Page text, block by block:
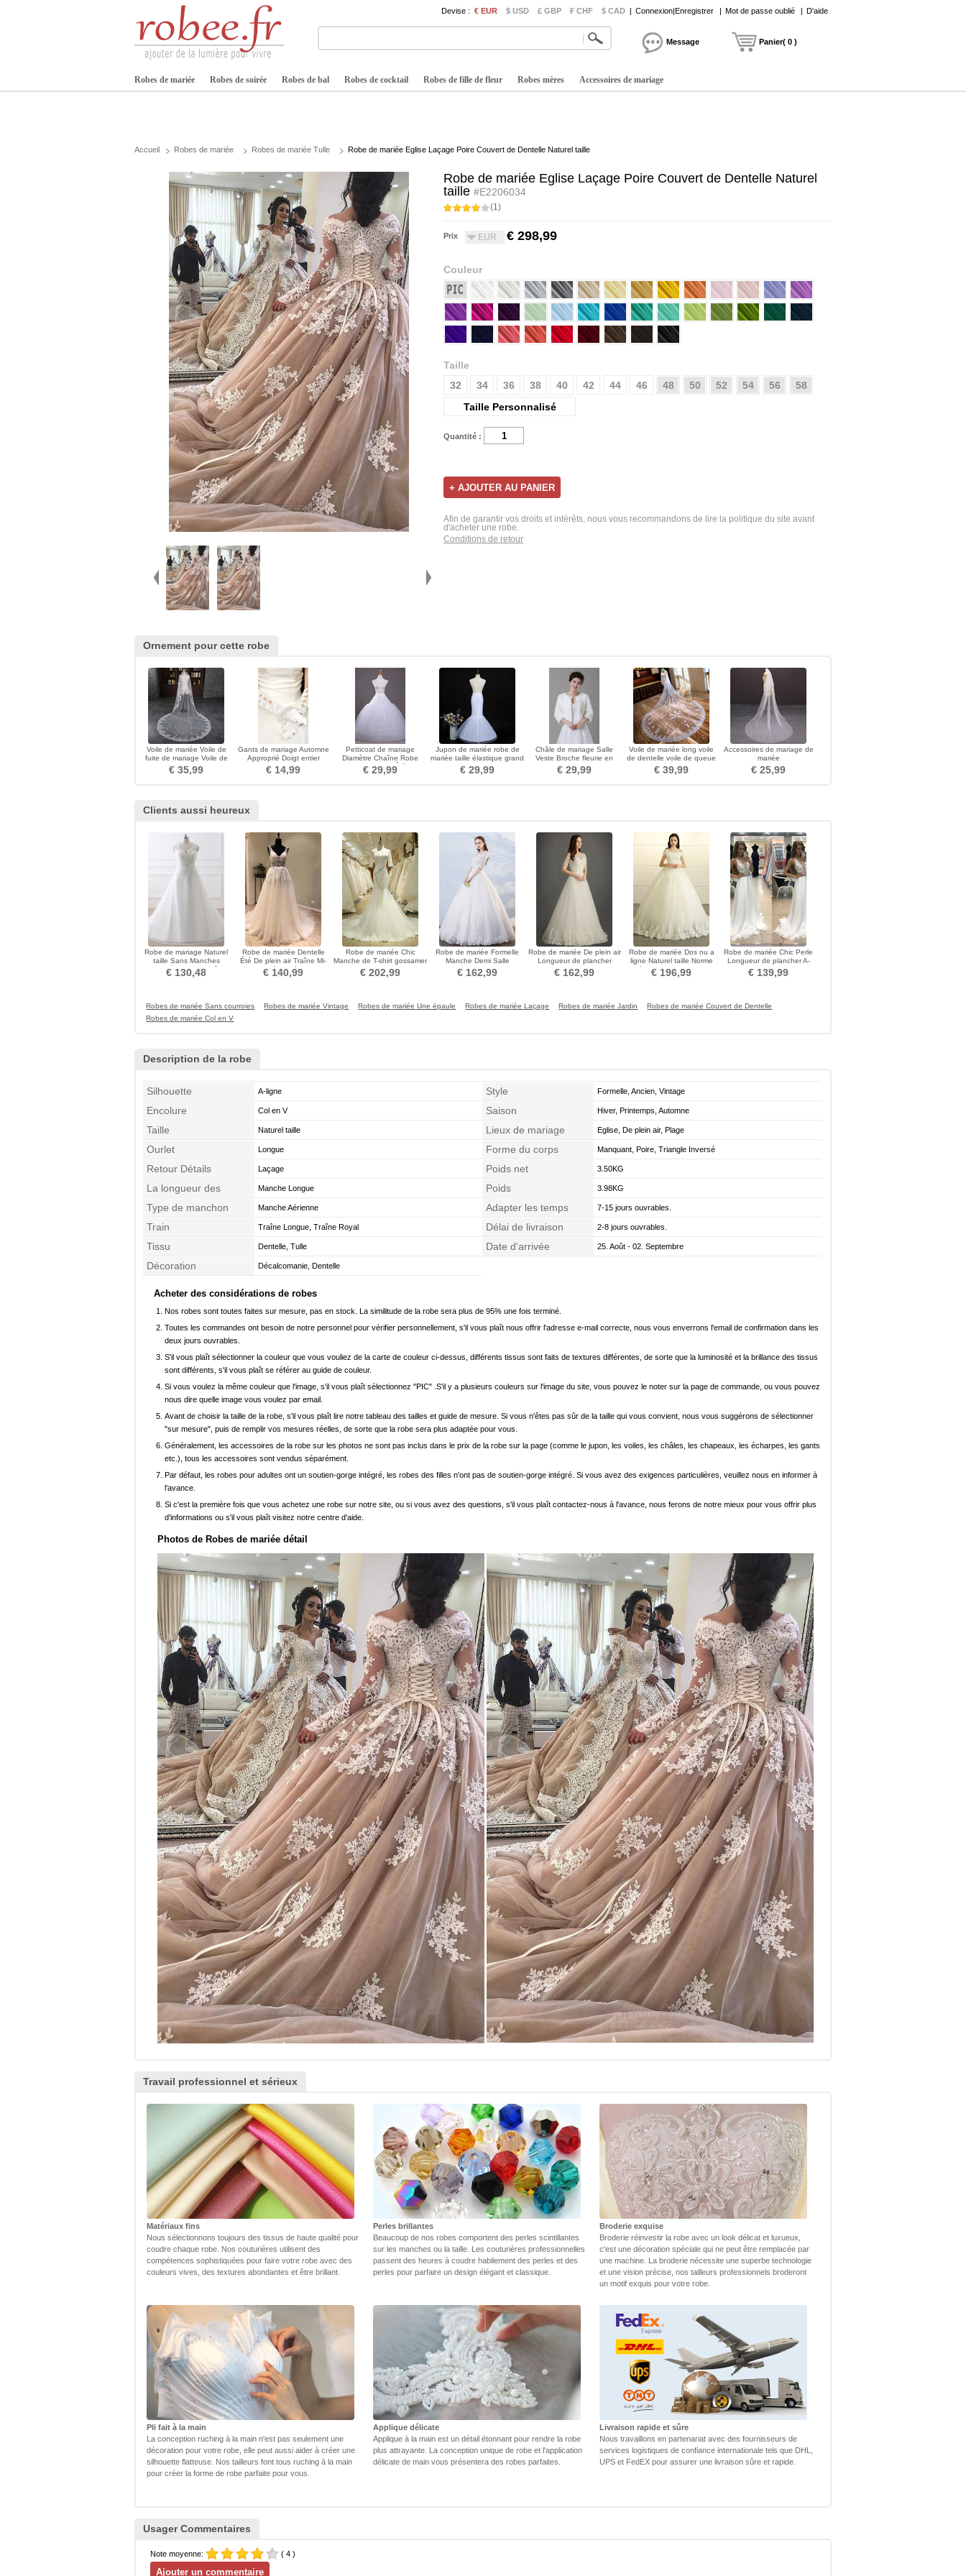
Devise : € EUR $ USD £ GBP ₣ CHF $ CAD | Connexion|Enregistrer | Mot de passe oublié | D'aide
Message Panier( 0 )
Robes de mariée Robes de soirée Robes de bal Robes de cocktail Robes de fille de fleur Robes mères Accessoires de mariage
Accueil Robes de mariée Robes de mariée Tulle Robe de mariée Eglise Laçage Poire Couvert de Dentelle Naturel taille
Robe de mariée Eglise Laçage Poire Couvert de Dentelle Naturel
taille #E2206034
(1)
Prix EUR € 298,99
Couleur
Taille
32
34 36 38 40 42 44 46 48 50 52 54 56
58
Taille Personnalisé
Quantité :
Afin de garantir vos droits et intérêts, nous vous recommandons de lire la politique du site avant
d'acheter une robe.
Conditions de retour
Ornement pour cette robe
Voile de mariée Voile de
fuite de mariage Voile de
dentelle soluble dans l'eau
€ 35,99
Gants de mariage Automne
Approprié Doigt entier
Vintage rouge
€ 14,99
Petticoat de mariage
Diamètre Chaîne Robe
pleine Ajustable Élégant
€ 29,99
Jupon de mariée robe de
mariée taille élastique grand
jupon queue de poisson
€ 29,99
Châle de mariage Salle
Veste Broche fleurie en
cristal Informel
€ 29,99
Voile de mariée long voile
de dentelle voile de queue
de mariage
€ 39,99
Accessoires de mariage de
mariée
€ 25,99
Clients aussi heureux
Robe de mariage Naturel
taille Sans Manches
Automne A-ligne Traîne
Longue
€ 130,48
Robe de mariée Dentelle
Été De plein air Traîne Mi-
longue Décolleté Dans le
Dos
€ 140,99
Robe de mariée Chic
Manche de T-shirt gossamer
Couvert de Dentelle
€ 202,99
Robe de mariée Formelle
Manche Demi Salle
Longueur au sol A-ligne
€ 162,99
Robe de mariée De plein air
Longueur de plancher
Dentelle Couvert de
Dentelle
€ 162,99
Robe de mariée Dos nu a
ligne Naturel taille Norme
Elégant Manche Courte
€ 196,99
Robe de mariée Chic Perle
Longueur de plancher A-
ligne Mousseline
€ 139,99
Robes de mariée Sans courroies Robes de mariée Vintage Robes de mariée Une épaule Robes de mariée Laçage Robes de mariée Jardin
Robes de mariée Couvert de Dentelle
Robes de mariée Col en V
Description de la robe
Silhouette A-ligne Style Formelle, Ancien, Vintage
Encolure Col en V Saison Hiver, Printemps, Automne
Taille Naturel taille Lieux de mariage Eglise, De plein air, Plage
Ourlet Longue Forme du corps Manquant, Poire, Triangle Inversé
Retour Détails Laçage Poids net 3.50KG
La longueur des
manches
Manche Longue Poids 3.98KG
Type de manchon Manche Aérienne Adapter les temps 7-15 jours ouvrables.
Train Traîne Longue, Traîne Royal Délai de livraison 2-8 jours ouvrables.
Tissu Dentelle, Tulle Date d'arrivée 25. Août - 02. Septembre
Décoration Décalcomanie, Dentelle
Acheter des considérations de robes
Nos robes sont toutes faites sur mesure, pas en stock. La similitude de la robe sera plus de 95% une fois terminé.
Toutes les commandes ont besoin de notre personnel pour vérifier personnellement, s'il vous plaît nous offrir l'adresse e-mail correcte, nous vous enverrons l'email de confirmation dans les
deux jours ouvrables.
S'il vous plaît sélectionner la couleur que vous vouliez de la carte de couleur ci-dessus, différents tissus sont faits de textures différentes, de sorte que la luminosité et la brillance des tissus
sont différents, s'il vous plaît se référer au guide de couleur.
Si vous voulez la même couleur que l'image, s'il vous plaît sélectionnez "PIC" .S'il y a plusieurs couleurs sur l'image du site, vous pouvez le noter sur la page de commande, ou vous pouvez
nous dire quelle image vous voulez par email.
Avant de choisir la taille de la robe, s'il vous plaît lire notre tableau des tailles et guide de mesure. Si vous n'êtes pas sûr de la taille qui vous convient, nous vous suggérons de sélectionner
"sur mesure", puis de remplir vos mesures réelles, de sorte que la robe sera plus adaptée pour vous.
Généralement, les accessoires de la robe sur les photos ne sont pas inclus dans le prix de la robe sur la page (comme le jupon, les voiles, les châles, les chapeaux, les écharpes, les gants
etc.), tous les accessoires sont vendus séparément.
Par défaut, les robes pour adultes ont un soutien-gorge intégré, les robes des filles n'ont pas de soutien-gorge intégré. Si vous avez des exigences particulières, veuillez nous en informer à
l'avance.
Si c'est la première fois que vous achetez une robe sur notre site, ou si vous avez des questions, s'il vous plaît contactez-nous à l'avance, nous ferons de notre mieux pour vous offrir plus
d'informations ou s'il vous plaît visitez notre centre d'aide.
Photos de Robes de mariée détail
Travail professionnel et sérieux
Matériaux fins
Nous sélectionnons toujours des tissus de haute qualité pour
coudre chaque robe. Nos couturières utilisent des
compétences sophistiquées pour faire votre robe avec des
couleurs vives, des textures abondantes et être brillant.
Perles brillantes
Beaucoup de nos robes comportent des perles scintillantes
sur les manches ou la taille. Les couturières professionnelles
passent des heures à coudre habilement des perles et des
perles pour parfaire un design élégant et classique.
Broderie exquise
Broderie réinvestir la robe avec un look délicat et luxueux,
c'est une décoration spéciale qui ne peut être remplacée par
une machine. La broderie nécessite une superbe technologie
et une vision précise, nos tailleurs professionnels broderont
un motif exquis pour votre robe.
Pli fait à la main
La conception ruching à la main n'est pas seulement une
décoration pour votre robe, elle peut aussi aider à créer une
silhouette flatteuse. Nos tailleurs font tous ruching à la main
pour créer la forme de robe parfaite pour vous.
Applique délicate
Applique à la main est un détail étonnant pour rendre la robe
plus attrayante. La conception unique de robe et l'application
délicate de main vous présentera des robes parfaites.
Livraison rapide et sûre
Nous travaillons en partenariat avec des fournisseurs de
services logistiques de confiance internationale tels que DHL,
UPS et FedEX pour assurer une livraison sûre et rapide.
Usager Commentaires
Note moyenne: ( 4 )